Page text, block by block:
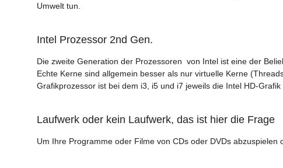
Umwelt tun.
Intel Prozessor 2nd Gen.
Die zweite Generation der Prozessoren von Intel ist eine der
Echte Kerne sind allgemein besser als nur virtuelle Kerne
Grafikprozessor ist bei dem i3, i5 und i7 jeweils die Intel HD-
Laufwerk oder kein Laufwerk, das ist hier die Frage
Um Ihre Programme oder Filme von CDs oder DVDs